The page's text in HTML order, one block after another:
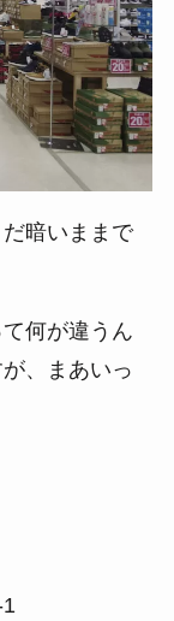
暗いままで
何が違うん
、まあいっ